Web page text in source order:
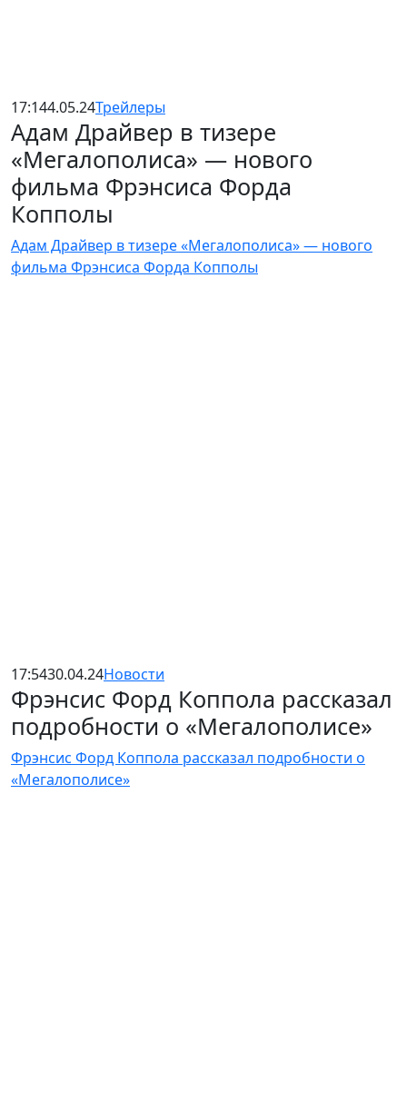
17:144.05.24Трейлеры
Адам Драйвер в тизере
«Мегалополиса» — нового
фильма Фрэнсиса Форда
Копполы
Адам Драйвер в тизере «Мегалополиса» — нового
фильма Фрэнсиса Форда Копполы
17:5430.04.24Новости
Фрэнсис Форд Коппола рассказал
подробности о «Мегалополисе»
Фрэнсис Форд Коппола рассказал подробности о
«Мегалополисе»